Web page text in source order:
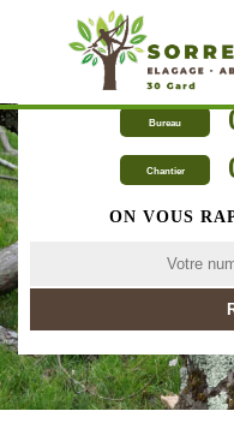
Bureau
Chantier
ON VOUS